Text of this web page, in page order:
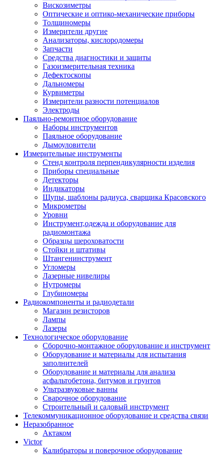
Вискозиметры
Оптические и оптико-механические приборы
Толщиномеры
Измерители другие
Анализаторы, кислородомеры
Запчасти
Средства диагностики и защиты
Газоизмерительная техника
Дефектоскопы
Дальномеры
Курвиметры
Измерители разности потенциалов
Электроды
Паяльно-ремонтное оборудование
Наборы инструментов
Паяльное оборудование
Дымоуловители
Измерительные инструменты
Стенд контроля перпендикулярности изделия
Приборы специальные
Детекторы
Индикаторы
Щупы, шаблоны радиуса, сварщика Красовского
Микрометры
Уровни
Инструмент,одежда и оборудование для
радиомонтажа
Образцы шероховатости
Стойки и штативы
Штангенинструмент
Угломеры
Лазерные нивелиры
Нутромеры
Глубиномеры
Радиокомпоненты и радиодетали
Магазин резисторов
Лампы
Лазеры
Технологическое оборудование
Сборочно-монтажное оборудование и инструмент
Оборудование и материалы для испытания
заполнителей
Оборудование и материалы для анализа
асфальтобетона, битумов и грунтов
Ультразвуковые ванны
Сварочное оборудование
Строительный и садовый инструмент
Телекоммуникационное оборудование и средства связи
Неразобранное
Актаком
Victor
Калибраторы и поверочное оборудование